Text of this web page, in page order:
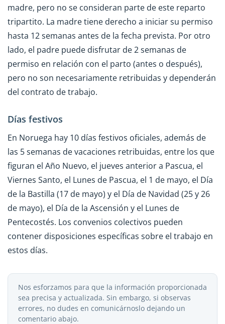
madre, pero no se consideran parte de este reparto
tripartito. La madre tiene derecho a iniciar su permiso
hasta 12 semanas antes de la fecha prevista. Por otro
lado, el padre puede disfrutar de 2 semanas de
permiso en relación con el parto (antes o después),
pero no son necesariamente retribuidas y dependerán
del contrato de trabajo.
Días festivos
En Noruega hay 10 días festivos oficiales, además de
las 5 semanas de vacaciones retribuidas, entre los que
figuran el Año Nuevo, el jueves anterior a Pascua, el
Viernes Santo, el Lunes de Pascua, el 1 de mayo, el Día
de la Bastilla (17 de mayo) y el Día de Navidad (25 y 26
de mayo), el Día de la Ascensión y el Lunes de
Pentecostés. Los convenios colectivos pueden
contener disposiciones específicas sobre el trabajo en
estos días.
Nos esforzamos para que la información proporcionada
sea precisa y actualizada. Sin embargo, si observas
errores, no dudes en comunicárnoslo dejando un
comentario abajo.